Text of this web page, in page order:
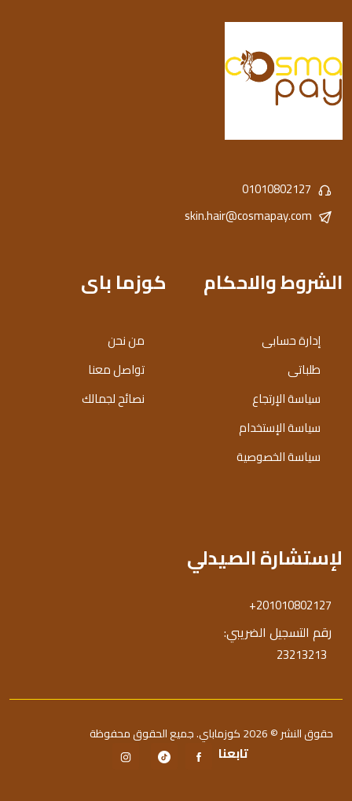
01010802127
skin.hair@cosmapay.com
الشروط والاحكام
إدارة حسابى
طلباتى
سياسة الإرتجاع
سياسة الإستخدام
سياسة الخصوصية
كوزما باى
من نحن
تواصل معنا
نصائح لجمالك
لإستشارة الصيدلي
+201010802127
رقم التسجيل الضريبي:
23213213
حقوق النشر © 2026 كوزماباي. جميع الحقوق محفوظة
تابعنا